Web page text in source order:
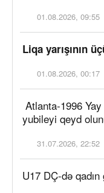
01.08.2026, 09:55
Liqa yarışının
01.08.2026, 00:17
Atlanta-1996
yubileyi qeyd
31.07.2026, 22:52
U17 DÇ-də